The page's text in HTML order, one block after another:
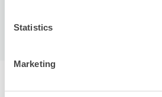
Statistics
Marketing